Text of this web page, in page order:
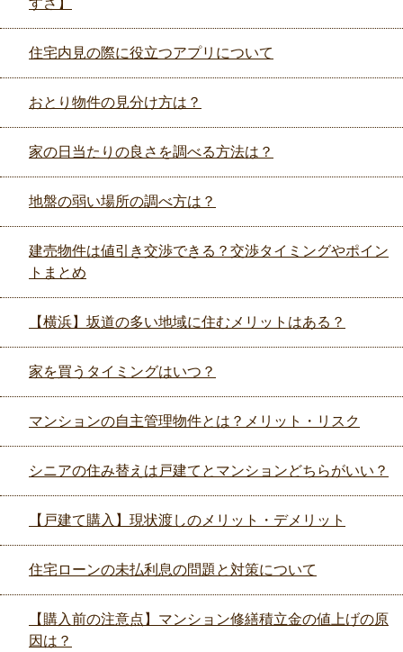
すさ】
住宅内見の際に役立つアプリについて
おとり物件の見分け方は？
家の日当たりの良さを調べる方法は？
地盤の弱い場所の調べ方は？
建売物件は値引き交渉できる？交渉タイミングやポイン
トまとめ
【横浜】坂道の多い地域に住むメリットはある？
家を買うタイミングはいつ？
マンションの自主管理物件とは？メリット・リスク
シニアの住み替えは戸建てとマンションどちらがいい？
【戸建て購入】現状渡しのメリット・デメリット
住宅ローンの未払利息の問題と対策について
【購入前の注意点】マンション修繕積立金の値上げの原
因は？